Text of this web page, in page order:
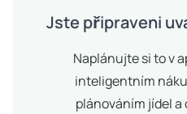
Jste připraveni
Naplánujte si to v
inteligentním
plánováním jídel